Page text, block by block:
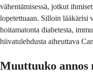
vähentämisessä, jotkut
lopetettuaan. Silloin lääkärisi
hoitamatonta diabetesta,
hiivatulehdusta aiheuttava
Muuttuuko annos